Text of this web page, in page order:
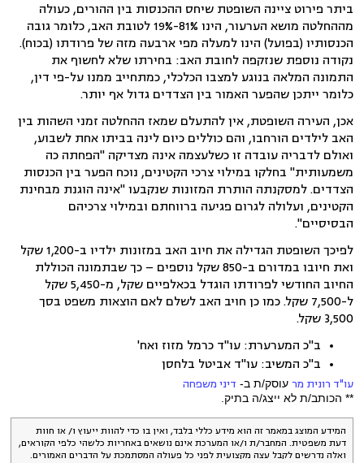
ביתר פירוט ציינה השופטת שיחס ההכנסות בין ההורים, כעולה
מההחלטה מושא הערעור, הינו 81%-19% לטובת האב, כלומר גובה
הכנסותיו (בפועל) הינו למעלה מפי ארבעה מזה של פרודתו (בכוח).
נקודה נוספת שנזקפה לחובת האב: בחירתו שלא לחשוף את
התמונה המלאה בנוגע למצבו הכלכלי, כמתחייב ממנו על-פי דין,
כלומר ייתכן שהפער האמור בין הצדדים גדול אף יותר.
אכן, העירה השופטת, אין להתעלם שמאז ההחלטה זמני השהות בין
האב לילדים הורחבו, והם כוללים כיום לינה בביתו אחת לשבוע,
ואולם לדבריה עובדה זו כשלעצמה אינה מצדיקה "הפחתה כה
משמעותית" בחלקו במילוי צרכי הקטינים, נוכח הפער בין הכנסות
הצדדים. למסקנתה הותרת המזונות שנקבעו "אינה הוגנת מבחינת
הקטינים, ועלולה לגרום פגיעה ברווחתם ובמילוי צרכיהם
הבסיסיים".
לפיכך השופטת הגדילה את חיוב האב במזונות ילדיו ב-1,200 שקל
ואת חיובו במדורם ב-850 שקל נוספים – כך שבתמונה הכוללת
החיוב החודשי לפרודתו הוגדל בכאלפיים שקל, מ-5,450 שקל
ל-7,500 שקל. כמו כן חויב האב לשלם לאם הוצאות משפט בסך
3,500 שקל.
ב"כ המערערת: עו"ד כרמל מזוז ואח'
ב"כ המשיב: עו"ד אביטל בלחסן
עו"ד רונית מר עוסק/ת ב- דיני משפחה
** הכותב/ת לא ייצג/ה בתיק.
המידע המוצג במאמר זה הוא מידע כללי בלבד, ואין בו כדי להוות ייעוץ ו/ או חוות
דעת משפטית. המחבר/ת ו/או המערכת אינם נושאים באחריות כלשהי כלפי הקוראים,
ואלה נדרשים לקבל עצה מקצועית לפני כל פעולה המסתמכת על הדברים האמורים.